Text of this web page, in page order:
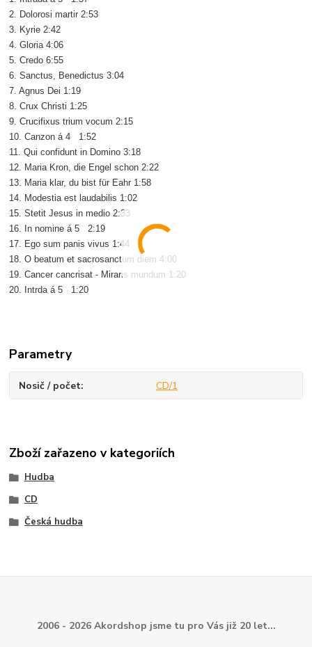
2. Dolorosi martir 2:53
3. Kyrie 2:42
4. Gloria 4:06
5. Credo 6:55
6. Sanctus, Benedictus 3:04
7. Agnus Dei 1:19
8. Crux Christi 1:25
9. Crucifixus trium vocum 2:15
10. Canzon á 4 1:52
11. Qui confidunt in Domino 3:18
12. Maria Kron, die Engel schon 2:22
13. Maria klar, du bist für Eahr 1:58
14. Modestia est laudabilis 1:02
15. Stetit Jesus in medio 2:33
16. In nomine á 5 2:19
17. Ego sum panis vivus 1:44
18. O beatum et sacrosanctum diem 4:00
19. Cancer cancrisat - Miraris mundum 1:20
20. Intrda á 5 1:20
Parametry
Nosič / počet CD/1
Zboží zařazeno v kategoriích
Hudba
CD
Česká hudba
2006 - 2026 Akordshop jsme tu pro Vás již 20 let...